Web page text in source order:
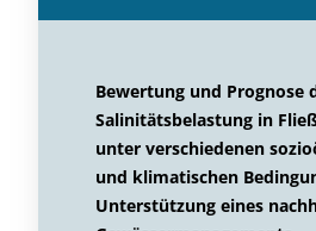
Bewertung und Prognose
Salinitätsbelastung in
unter verschiedenen
und klimatischen
Unterstützung eines